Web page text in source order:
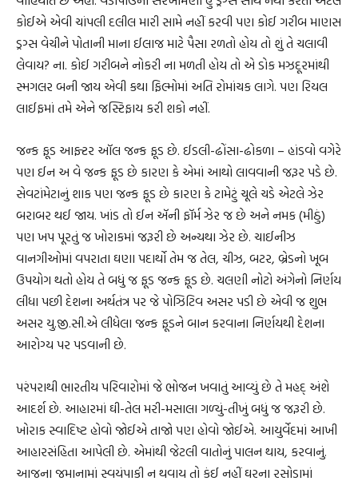
કોઈએ એવી ચાંપલી દલીલ મારી સામે નહીં કરવી પણ કોઈ ગરીબ માણસ
ડ્રગ્સ વેચીને પોતાની માના ઈલાજ માટે પૈસા રળતો હોય તો શું તે ચલાવી
લેવાય? ના. કોઈ ગરીબને નોકરી ના મળતી હોય તો એ ડોક મઝદૂરમાંથી
સ્મગલર બની જાય એવી કથા ફિલ્મોમાં અતિ રોમાંચક લાગે. પણ રિયલ
લાઈફમાં તમે એને જસ્ટિફાય કરી શકો નહીં.
જન્ક ફૂડ આફ્ટર ઑલ જન્ક ફૂડ છે. ઈડલી-ઢોંસા-ઢોકળા – હાંડવો વગેરે
પણ ઈન અ વે જન્ક ફૂડ છે કારણ કે એમાં આથો લાવવાની જરૂર પડે છે.
સેવટાંમેટાનું શાક પણ જન્ક ફૂડ છે કારણ કે ટામેટું ચૂલે ચડે એટલે ઝેર
બરાબર થઈ જાય. ખાંડ તો ઈન ઍની ફૉર્મ ઝેર જ છે અને નમક (મીઠું)
પણ ખપ પૂરતું જ ખોરાકમાં જરૂરી છે અન્યથા ઝેર છે. ચાઈનીઝ
વાનગીઓમાં વપરાતા ઘણા પદાર્થો તેમ જ તેલ, ચીઝ, બટર, બ્રેડનો ખૂબ
ઉપયોગ થતો હોય તે બધું જ ફૂડ જન્ક ફૂડ છે. ચલણી નોટો અંગેનો નિર્ણય
લીધા પછી દેશના અર્થતંત્ર પર જે પોઝિટિવ અસર પડી છે એવી જ શુભ
અસર યુ.જી.સી.એ લીધેલા જન્ક ફૂડને બાન કરવાના નિર્ણયથી દેશના
આરોગ્ય પર પડવાની છે.
પરંપરાથી ભારતીય પરિવારોમાં જે ભોજન ખવાતું આવ્યું છે તે મહદ્ અંશે
આદર્શ છે. આહારમાં ઘી-તેલ મરી-મસાલા ગળ્યું-તીખું બધું જ જરૂરી છે.
ખોરાક સ્વાદિષ્ટ હોવો જોઈએ તાજો પણ હોવો જોઈએ. આયુર્વેદમાં આખી
આહારસંહિતા આપેલી છે. એમાંથી જેટલી વાતોનું પાલન થાય, કરવાનું.
આજના જમાનામાં સ્વયંપાકી ન થવાય તો કંઈ નહીં ઘરના રસોડામાં